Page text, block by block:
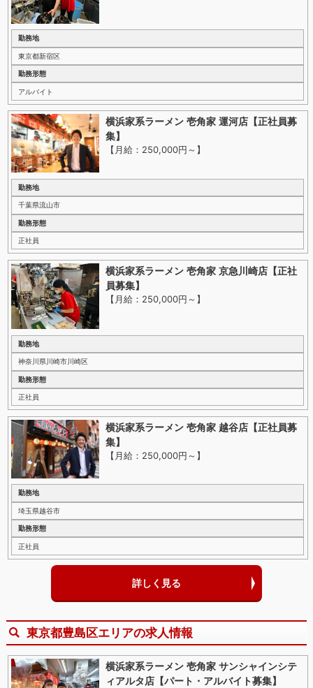
勤務地
東京都新宿区
勤務形態
アルバイト
横浜家系ラーメン 壱角家 運河店【正社員募
集】
【月給：250,000円～ 】
勤務地
千葉県流山市
勤務形態
正社員
横浜家系ラーメン 壱角家 京急川崎店【正社
員募集】
【月給：250,000円～ 】
勤務地
神奈川県川崎市川崎区
勤務形態
正社員
横浜家系ラーメン 壱角家 越谷店【正社員募
集】
【月給：250,000円～ 】
勤務地
埼玉県越谷市
勤務形態
正社員
詳しく見る
東京都豊島区エリアの求人情報
横浜家系ラーメン 壱角家 サンシャインシテ
ィアルタ店【パート・アルバイト募集】